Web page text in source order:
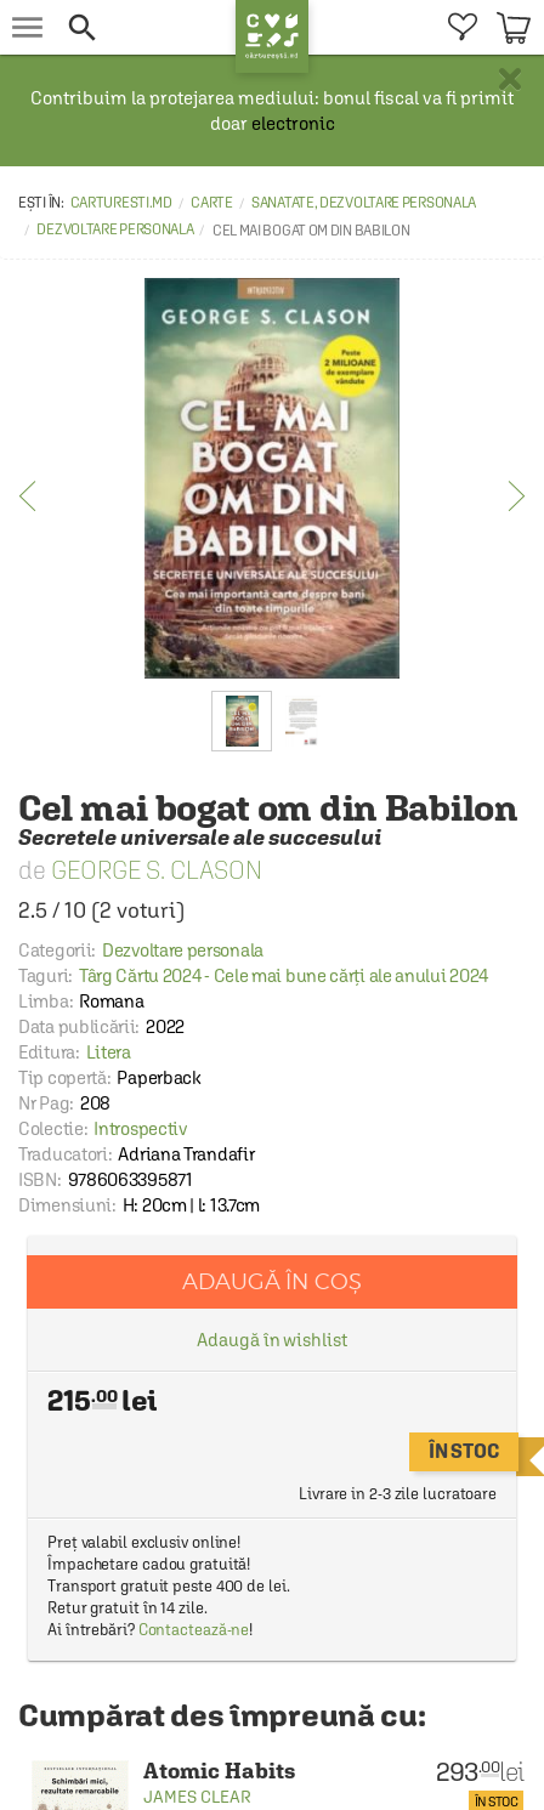
 
×
Contribuim la protejarea mediului: bonul fiscal va fi primit
doar electronic
CARTURESTI.MD CARTE
SANATATE, DEZVOLTARE PERSONALA
DEZVOLTARE PERSONALA
CEL MAI BOGAT OM DIN BABILON
Cel mai bogat om din Babilon
Secretele universale ale succesului
GEORGE S. CLASON
2.5 /10 (2 voturi)
Categorii: Dezvoltare personala
Taguri: Târg Cărtu 2024 - Cele mai bune cărți ale anului 2024
Limba: Romana
Data publicării: 2022
Editura: Litera
Tip copertă: Paperback
Nr Pag: 208
Colectie: Introspectiv
Traducatori: Adriana Trandafir
ISBN: 9786063395871
Dimensiuni: H: 20cm | l: 13.7cm
ADAUGĂ ÎN COȘ
Adaugă în wishlist
215.00
ÎN STOC
Livrare in 2-3 zile lucratoare
Preț valabil exclusiv online!
Împachetare cadou gratuită!
Transport gratuit peste 400 de lei.
Retur gratuit în 14 zile.
Ai întrebări? Contactează-ne!
Cumpărat des împreună cu:
Atomic Habits
JAMES CLEAR
293.00lei
ÎN STOC